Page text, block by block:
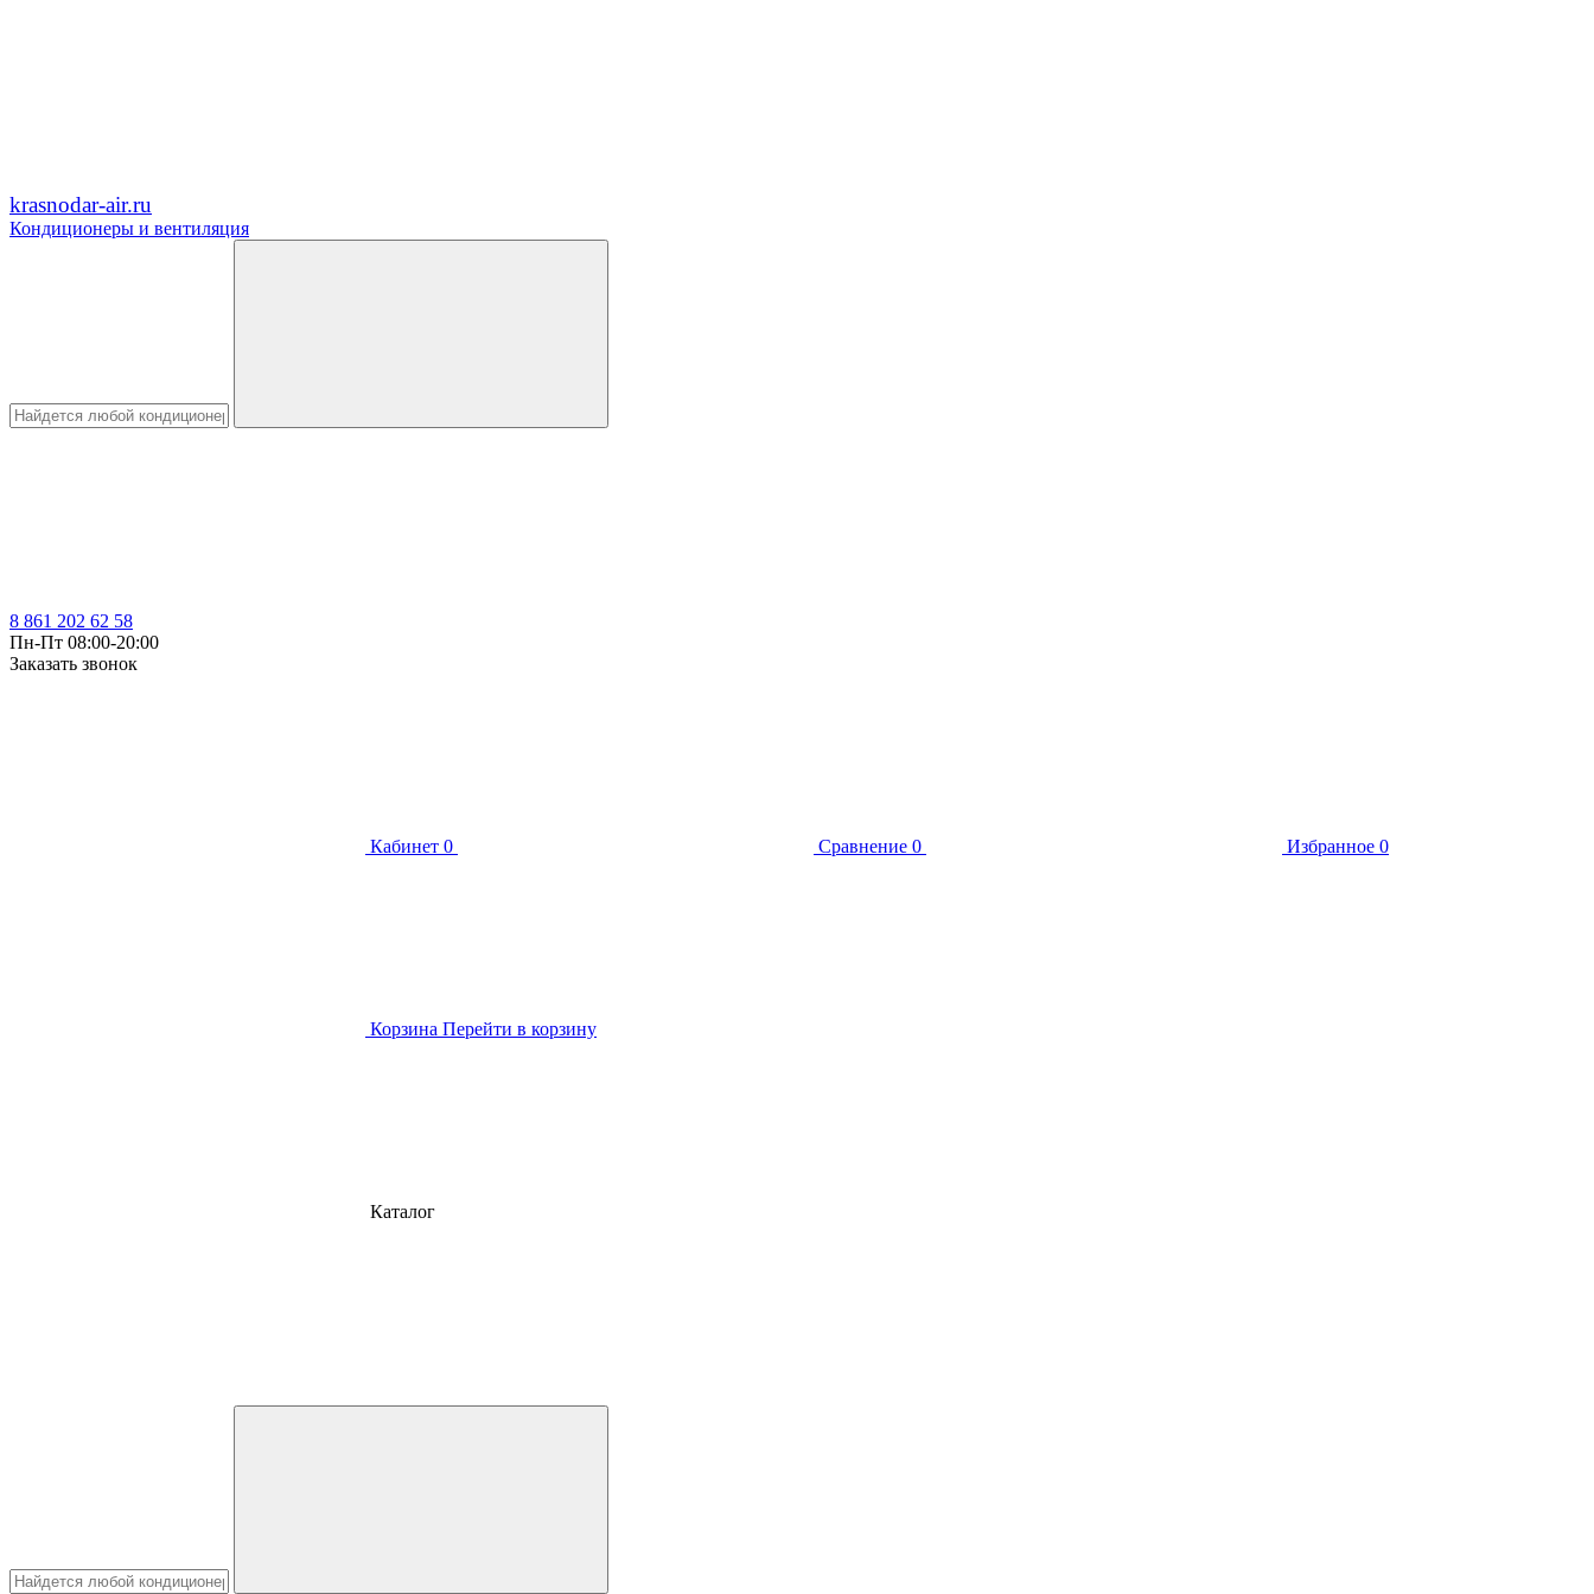
krasnodar-air.ru
Кондиционеры и вентиляция
8 861 202 62 58
Пн-Пт 08:00-20:00
Заказать звонок
Кабинет 0 Сравнение 0 Избранное 0
Корзина Перейти в корзину
Каталог